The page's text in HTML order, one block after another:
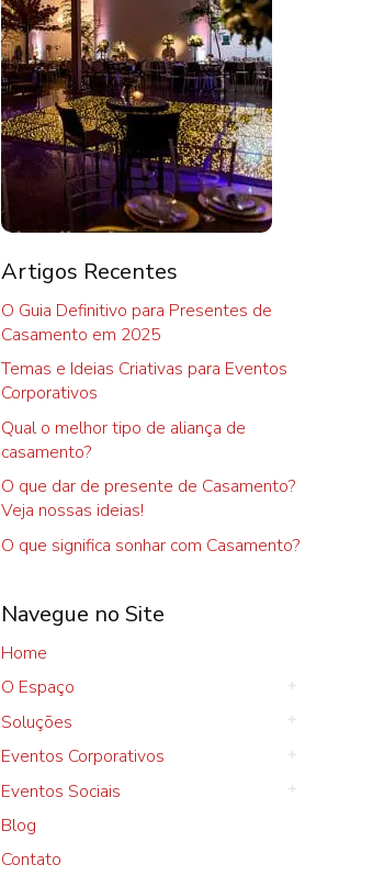
Artigos Recentes
O Guia Definitivo para Presentes de
Casamento em 2025
Temas e Ideias Criativas para Eventos
Corporativos
Qual o melhor tipo de aliança de
casamento?
O que dar de presente de Casamento?
Veja nossas ideias!
O que significa sonhar com Casamento?
Navegue no Site
Home
O Espaço
Soluções
Eventos Corporativos
Eventos Sociais
Blog
Contato